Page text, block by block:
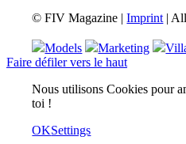
© FIV Magazine |Imprint |
Models Marketing
Faire défiler vers le haut
Nous utilisons Cookies pour
toi !
OKSettings